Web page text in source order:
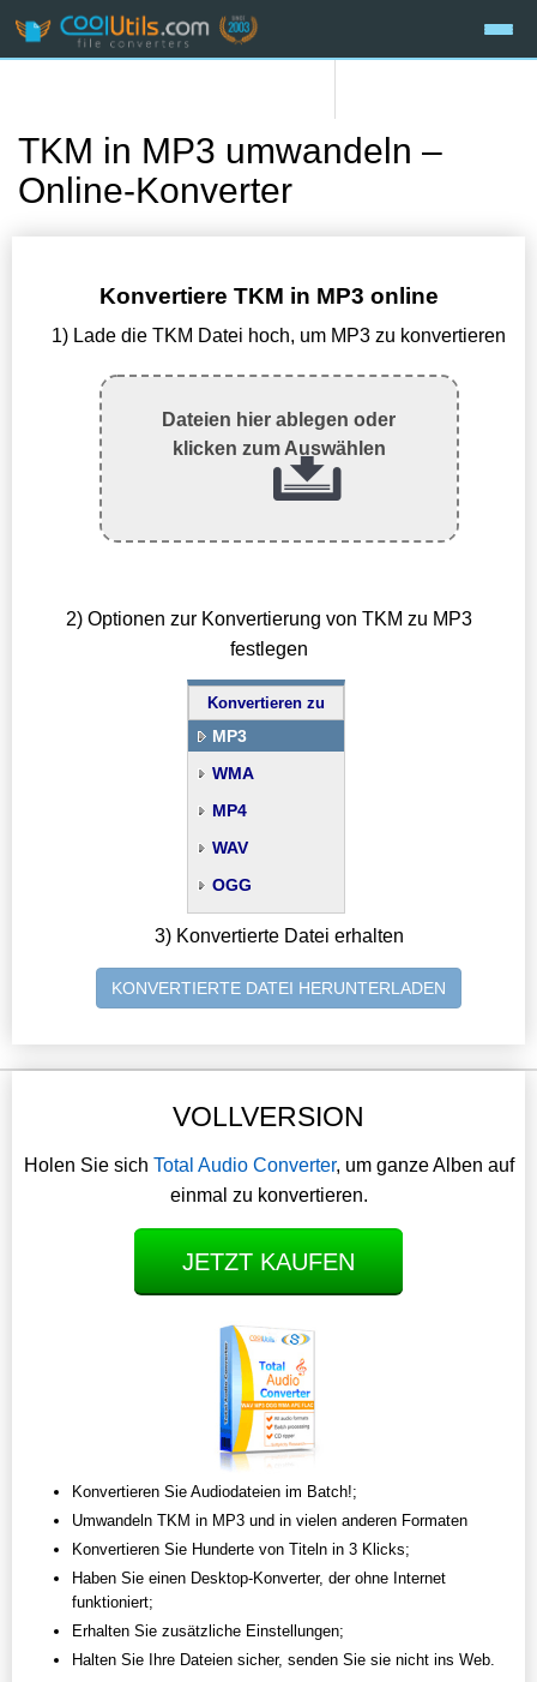
TKM in MP3 umwandeln –
Online-Konverter
Konvertiere TKM in MP3 online
1) Lade die TKM Datei hoch, um MP3 zu konvertieren
Dateien hier ablegen oder
klicken zum Auswählen
2) Optionen zur Konvertierung von TKM zu MP3
festlegen
Konvertieren zu
MP3
WMA
MP4
WAV
OGG
3) Konvertierte Datei erhalten
KONVERTIERTE DATEI HERUNTERLADEN
VOLLVERSION
Holen Sie sich Total Audio Converter, um ganze Alben auf
einmal zu konvertieren.
JETZT KAUFEN
Konvertieren Sie Audiodateien im Batch!;
Umwandeln TKM in MP3 und in vielen anderen Formaten
Konvertieren Sie Hunderte von Titeln in 3 Klicks;
Haben Sie einen Desktop-Konverter, der ohne Internet
funktioniert;
Erhalten Sie zusätzliche Einstellungen;
Halten Sie Ihre Dateien sicher, senden Sie sie nicht ins Web.